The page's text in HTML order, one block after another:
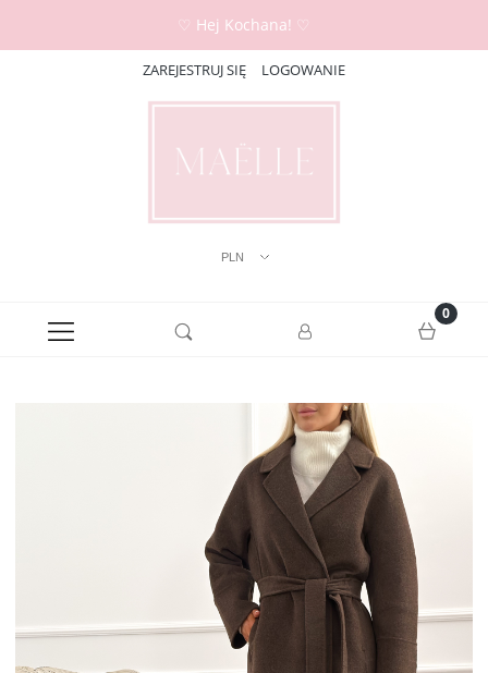
♡ Hej Kochana! ♡
ZAREJESTRUJ SIĘ LOGOWANIE